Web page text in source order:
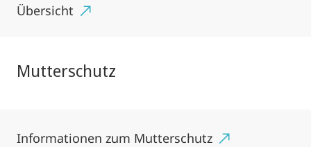
Übersicht
Mutterschutz
Informationen zum Mutterschutz